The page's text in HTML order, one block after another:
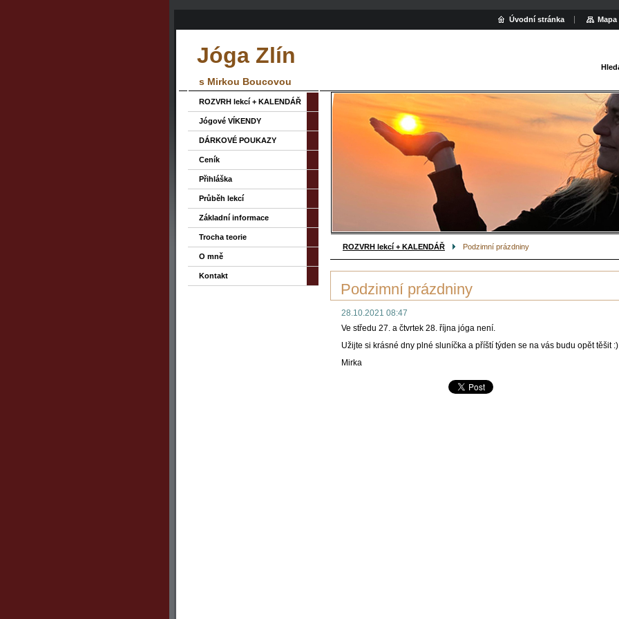
Jóga Zlín
s Mirkou Boucovou
ROZVRH lekcí + KALENDÁŘ Podzimní prázdniny
Podzimní prázdniny
28.10.2021 08:47
Ve středu 27. a čtvrtek 28. října jóga není.
Užijte si krásné dny plné sluníčka a příští týden se na vás budu opět těšit :)
Mirka
ROZVRH lekcí + KALENDÁŘ
Jógové VÍKENDY
DÁRKOVÉ POUKAZY
Ceník
Přihláška
Průběh lekcí
Základní informace
Trocha teorie
O mně
Kontakt
Úvodní stránka